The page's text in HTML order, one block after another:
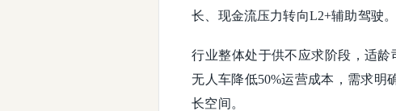
长、现金流压力转向L2+辅助驾驶。
行业整体处于供不应求阶段，适
无人车降低50%运营成本，需求明
长空间。